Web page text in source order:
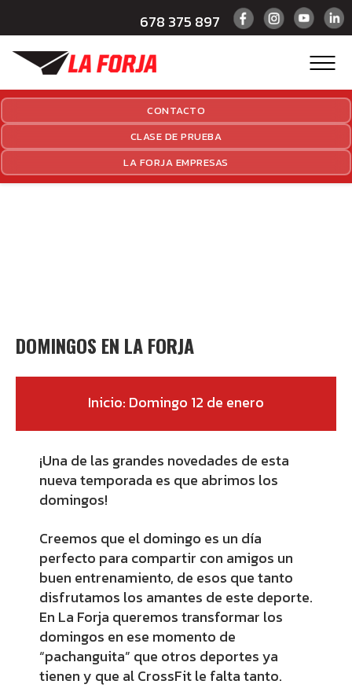
678 375 897
CONTACTO
CLASE DE PRUEBA
LA FORJA EMPRESAS
DOMINGOS EN LA FORJA
Inicio: Domingo 12 de enero
¡Una de las grandes novedades de esta
nueva temporada es que abrimos los
domingos!
Creemos que el domingo es un día
perfecto para compartir con amigos un
buen entrenamiento, de esos que tanto
disfrutamos los amantes de este deporte.
En La Forja queremos transformar los
domingos en ese momento de
“pachanguita” que otros deportes ya
tienen y que al CrossFit le falta tanto.